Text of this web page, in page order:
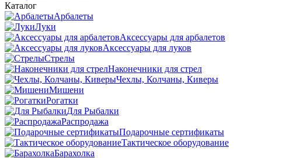
Каталог
Арбалеты
Луки
Аксессуары для арбалетов
Аксессуары для луков
Стрелы
Наконечники для стрел
Чехлы, Колчаны, Киверы
Мишени
Рогатки
Для Рыбалки
Распродажа
Подарочные сертификаты
Тактическое оборудование
Барахолка